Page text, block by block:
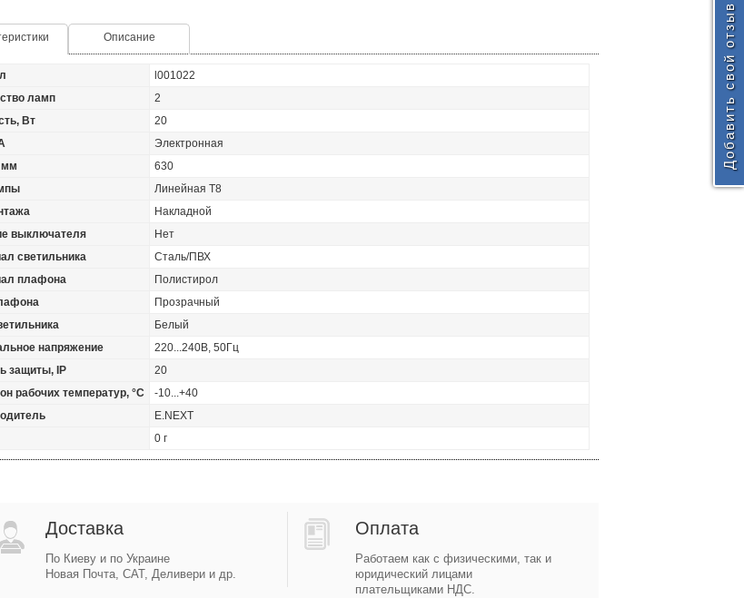
Описание
l001022
ламп
2
Вт
20
Электронная
мм
630
Линейная Т8
Накладной
выключателя
Нет
светильника
Сталь/ПВХ
плафона
Полистирол
Прозрачный
Белый
напряжение
220...240В, 50Гц
защиты, IP
20
рабочих температур, °С
-10...+40
E.NEXT
0 г
Доставка
По Киеву и по Украине
Новая Почта, САТ, Деливери и др.
Оплата
Работаем как с физическими, так и
юридический лицами
плательщиками НДС.
Добавить свой отзыв